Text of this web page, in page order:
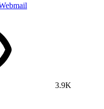
3.9K